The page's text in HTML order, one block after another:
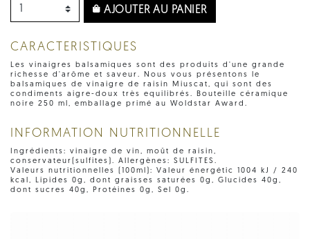
AJOUTER AU PANIER
CARACTERISTIQUES
Les vinaigres balsamiques sont des produits d'une grande
richesse d'arôme et saveur. Nous vous présentons le
balsamiques de vinaigre de raisin Miuscat, qui sont des
condiments aigre-doux très equilibrés. Bouteille céramique
noire 250 ml, emballage primé au Woldstar Award.
INFORMATION NUTRITIONNELLE
Ingrédients: vinaigre de vin, moût de raisin,
conservateur(sulfites). Allergènes: SULFITES.
Valeurs nutritionnelles (100ml): Valeur énergétic 1004 kJ / 240
kcal, Lipides 0g, dont graisses saturées 0g, Glucides 40g,
dont sucres 40g, Protéines 0g, Sel 0g.